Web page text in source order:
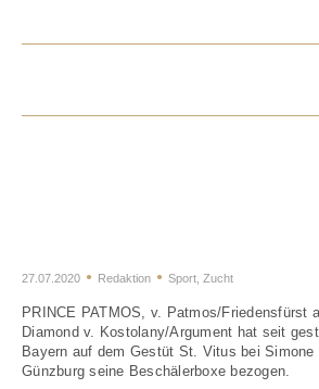
27.07.2020 Redaktion Sport Zucht
PRINCE PATMOS, v. Patmos/Friedensfürst
Diamond v. Kostolany/Argument hat seit
Bayern auf dem Gestüt St. Vitus bei Simone
Günzburg seine Beschälerboxe bezogen.